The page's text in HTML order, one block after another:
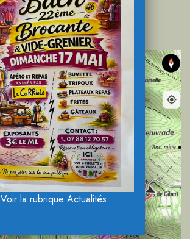
Voir la rubrique Actualités